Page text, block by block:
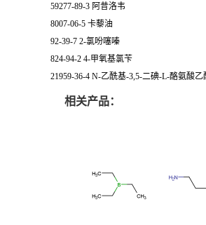
59277-89-3 阿昔洛韦
8007-06-5 卡藜油
92-39-7 2-氯吩噻嗪
824-94-2 4-甲氧基氯苄
21959-36-4 N-乙酰基-3,5-二碘-L-酪氨酸乙
相关产品：